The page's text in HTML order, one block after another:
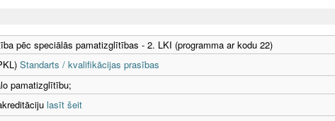
pēc speciālās pamatizglītības - 2. LKI (programma ar kodu 22)
Standarts / kvalifikācijas prasības
pamatizglītību;
lasīt šeit